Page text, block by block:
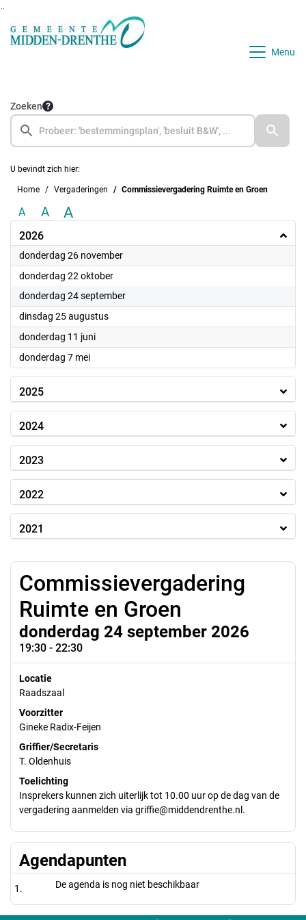
Ga naar de inhoud van deze pagina
Menu
Zoeken
U bevindt zich hier:
Home Vergaderingen Commissievergadering Ruimte en Groen
A A A
2026
donderdag 26 november2026
donderdag 22 oktober2026
donderdag 24 september2026
dinsdag 25 augustus2026
donderdag 11 juni2026
donderdag 7 mei2026
2025
2024
2023
2022
2021
Commissievergadering
Ruimte en Groen
donderdag 24 september 2026
19:30 - 22:30
Locatie
Raadszaal
Voorzitter
Gineke Radix-Feijen
Griffier/Secretaris
T. Oldenhuis
Toelichting
Insprekers kunnen zich uiterlijk tot 10.00 uur op de dag van de
vergadering aanmelden via griffie@middendrenthe.nl.
Agendapunten
De agenda is nog niet beschikbaar